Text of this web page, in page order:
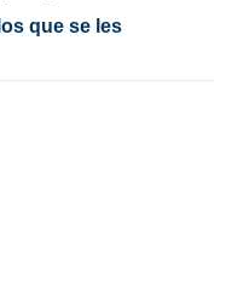
que se les